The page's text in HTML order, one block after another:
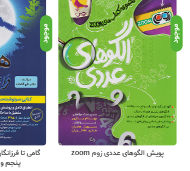
موجود
پویش الگوهای عددی زوم zoom
موجود
پنجم و 6 ششم ابتدایی